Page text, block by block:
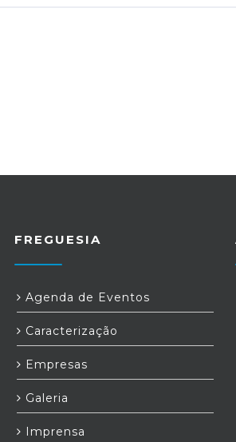
legal no Registo Único
FREGUESIA
Agenda de Eventos
Caracterização
Empresas
Galeria
Imprensa